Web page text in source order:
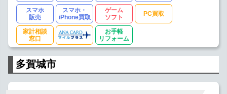
スマホ
販売
スマホ・
iPhone買取
ゲーム
ソフト
PC買取
家計相談
窓口
お手軽
リフォーム
多賀城市